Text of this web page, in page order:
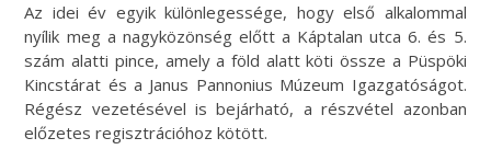
Az idei év egyik különlegessége, hogy első alkalommal
nyílik meg a nagyközönség előtt a Káptalan utca 6. és 5.
szám alatti pince, amely a föld alatt köti össze a Püspöki
Kincstárat és a Janus Pannonius Múzeum Igazgatóságot.
Régész vezetésével is bejárható, a részvétel azonban
előzetes regisztrációhoz kötött.